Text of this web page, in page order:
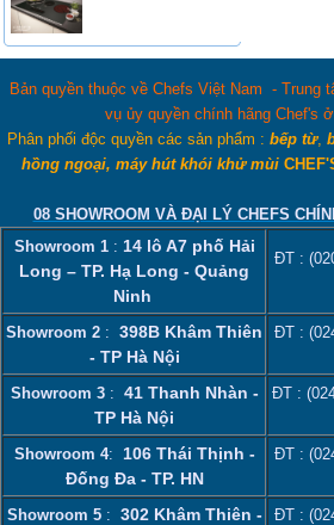
Bản quyền thuộc về Chefs Việt Nam - Trung
vụ ủy quyền chính hãng Chef's
Phân phối độc quyền các sản phẩm : bếp từ,
hồng ngoại, máy hút khói khử mùi
08 SHOWROOM VÀ ĐẠI LÝ CHEFS
Showroom 1 : 14 lô A7 phố Hải
Long – TP. Hạ Long - Quảng
Ninh
ĐT :
Showroom 2 : 398B Khâm Thiên
- TP Hà Nội
ĐT :
Showroom 3 : 41 Thanh Nhàn -
TP Hà Nội
ĐT :
Showroom 4: 106 Thái Thịnh -
Đống Đa - TP. HN
ĐT :
Showroom 5 : 302 Khâm Thiên -
ĐT :